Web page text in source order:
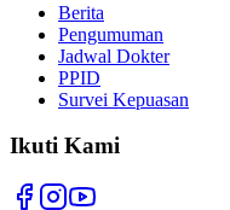
Berita
Pengumuman
Jadwal Dokter
PPID
Survei Kepuasan
Ikuti Kami